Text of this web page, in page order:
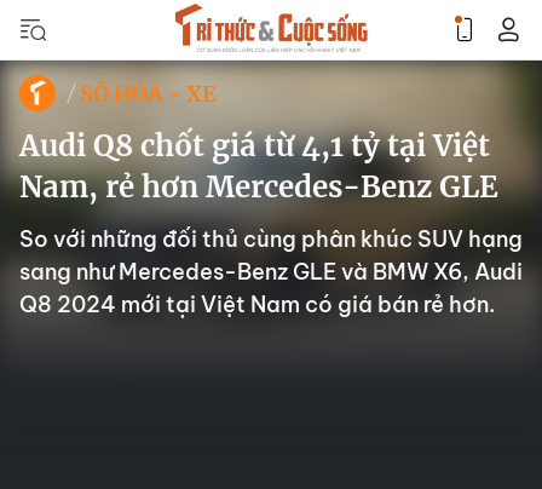
SỐ HÓA - XE
Audi Q8 chốt giá từ 4,1 tỷ tại Việt
Nam, rẻ hơn Mercedes-Benz GLE
So với những đối thủ cùng phân khúc SUV hạng
sang như Mercedes-Benz GLE và BMW X6, Audi
Q8 2024 mới tại Việt Nam có giá bán rẻ hơn.